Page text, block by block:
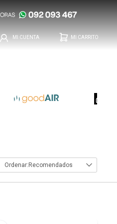
Recomendados